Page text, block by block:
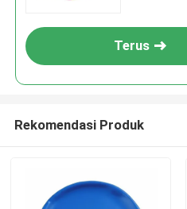
Terus
Rekomendasi Produk